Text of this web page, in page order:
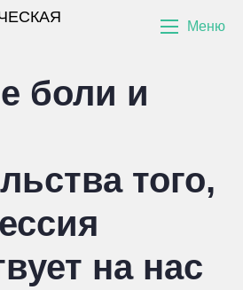
Меню
боли и
того,
на нас